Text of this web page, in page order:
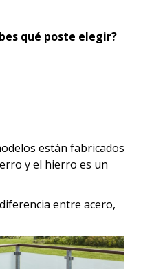
qué poste elegir?
están fabricados
y el hierro es un
entre acero,